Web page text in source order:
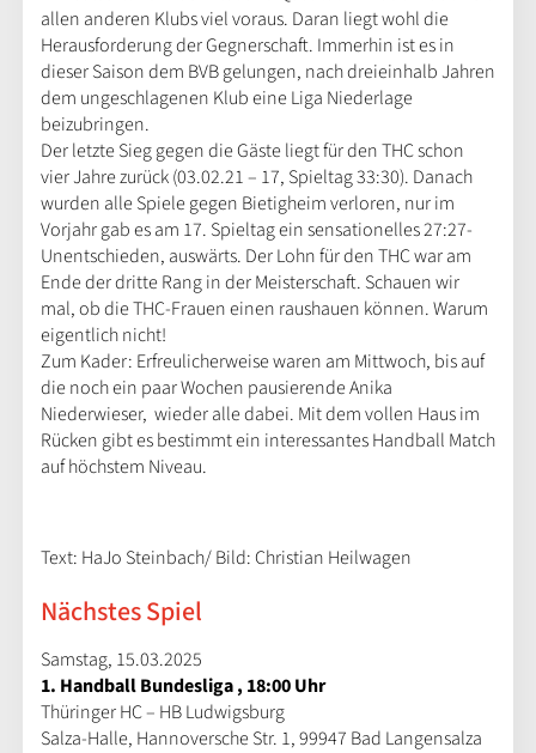
allen anderen Klubs viel voraus. Daran liegt wohl die
Herausforderung der Gegnerschaft. Immerhin ist es in
dieser Saison dem BVB gelungen, nach dreieinhalb Jahren
dem ungeschlagenen Klub eine Liga Niederlage
beizubringen.
Der letzte Sieg gegen die Gäste liegt für den THC schon
vier Jahre zurück (03.02.21 – 17, Spieltag 33:30). Danach
wurden alle Spiele gegen Bietigheim verloren, nur im
Vorjahr gab es am 17. Spieltag ein sensationelles 27:27-
Unentschieden, auswärts. Der Lohn für den THC war am
Ende der dritte Rang in der Meisterschaft. Schauen wir
mal, ob die THC-Frauen einen raushauen können. Warum
eigentlich nicht!
Zum Kader: Erfreulicherweise waren am Mittwoch, bis auf
die noch ein paar Wochen pausierende Anika
Niederwieser, wieder alle dabei. Mit dem vollen Haus im
Rücken gibt es bestimmt ein interessantes Handball Match
auf höchstem Niveau.
Text: HaJo Steinbach/ Bild: Christian Heilwagen
Nächstes Spiel
Samstag, 15.03.2025
1. Handball Bundesliga , 18:00 Uhr
Thüringer HC – HB Ludwigsburg
Salza-Halle, Hannoversche Str. 1, 99947 Bad Langensalza